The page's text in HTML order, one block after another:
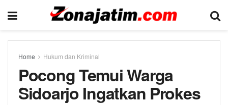
Home Hukum dan Kriminal
Pocong Temui Warga
Sidoarjo Ingatkan Prokes